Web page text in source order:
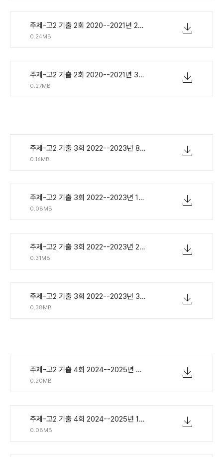
주제-고2 기출 2회 2020--2021년 2단계 - 지문만.pdf
0.24MB
주제-고2 기출 2회 2020--2021년 3단계 - 확인한줄해석.pdf
0.27MB
주제-고2 기출 3회 2022--2023년 8제.pdf
0.16MB
주제-고2 기출 3회 2022--2023년 1단계 - 단어연습.pdf
0.08MB
주제-고2 기출 3회 2022--2023년 2단계 - 지문만.pdf
0.31MB
주제-고2 기출 3회 2022--2023년 3단계 - 확인한줄해석.pdf
0.38MB
주제-고2 기출 4회 2024--2025년 8제.pdf
0.20MB
주제-고2 기출 4회 2024--2025년 1단계 - 단어연습.pdf
0.08MB